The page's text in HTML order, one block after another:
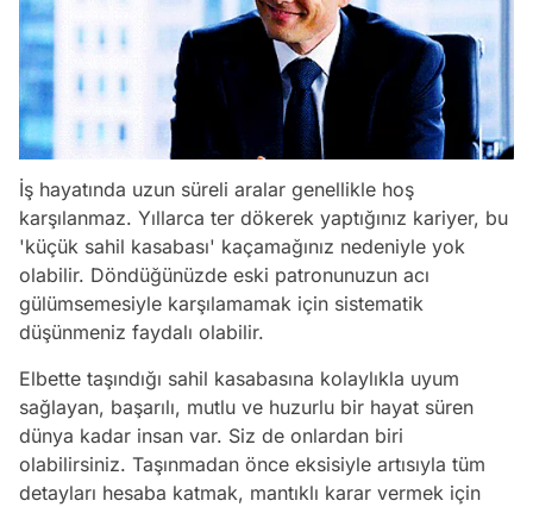
İş hayatında uzun süreli aralar genellikle hoş
karşılanmaz. Yıllarca ter dökerek yaptığınız kariyer, bu
'küçük sahil kasabası' kaçamağınız nedeniyle yok
olabilir. Döndüğünüzde eski patronunuzun acı
gülümsemesiyle karşılamamak için sistematik
düşünmeniz faydalı olabilir.
Elbette taşındığı sahil kasabasına kolaylıkla uyum
sağlayan, başarılı, mutlu ve huzurlu bir hayat süren
dünya kadar insan var. Siz de onlardan biri
olabilirsiniz. Taşınmadan önce eksisiyle artısıyla tüm
detayları hesaba katmak, mantıklı karar vermek için